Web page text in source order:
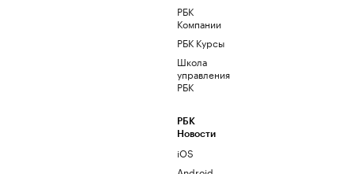
РБК
Компании
РБК Курсы
Школа
управления
РБК
РБК
Новости
iOS